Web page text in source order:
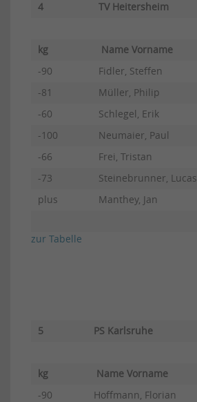
4 TV Heitersheim
kg Name Vorname
-90
Fidler, Steffen
-81
Müller, Philip
-60
Schlegel, Erik
-100
Neumaier, Paul
-66
Frei, Tristan
-73
Steinebrunner, Lucas
plus
Manthey, Jan
zur Tabelle
5 PS Karlsruhe
kg Name Vorname
-90
Hoffmann, Florian